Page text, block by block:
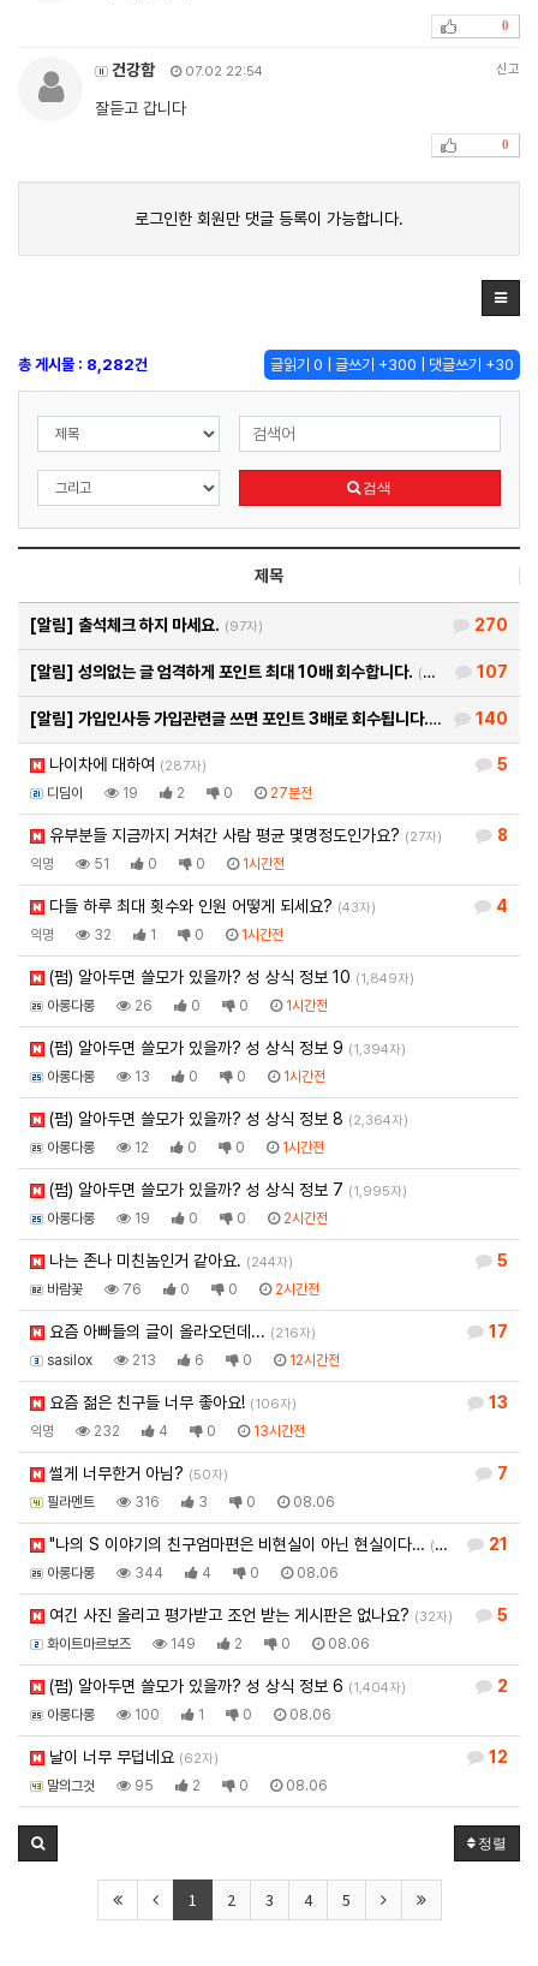
0
건강함 07.02 22:54 신고
잘듣고 갑니다
0
로그인한 회원만 댓글 등록이 가능합니다.
글읽기 0 | 글쓰기 +300 | 댓글쓰기 +30
총 게시물 : 8,282건
검색
제목
270
[알림] 출석체크 하지 마세요. (97자)
107
[알림] 성의없는 글 엄격하게 포인트 최대 10배 회수합니다. (26자)
140
[알림] 가입인사등 가입관련글 쓰면 포인트 3배로 회수됩니다. (93자)
5
나이차에 대하여 (287자)
디딤이 19 2 0 27분전
8
유부분들 지금까지 거쳐간 사람 평균 몇명정도인가요? (27자)
익명 51 0 0 1시간전
4
다들 하루 최대 횟수와 인원 어떻게 되세요? (43자)
익명 32 1 0 1시간전
(펌) 알아두면 쓸모가 있을까? 성 상식 정보 10 (1,849자)
아롱다롱 26 0 0 1시간전
(펌) 알아두면 쓸모가 있을까? 성 상식 정보 9 (1,394자)
아롱다롱 13 0 0 1시간전
(펌) 알아두면 쓸모가 있을까? 성 상식 정보 8 (2,364자)
아롱다롱 12 0 0 1시간전
(펌) 알아두면 쓸모가 있을까? 성 상식 정보 7 (1,995자)
아롱다롱 19 0 0 2시간전
5
나는 존나 미친놈인거 같아요. (244자)
바람꽃 76 0 0 2시간전
17
요즘 아빠들의 글이 올라오던데... (216자)
sasilox 213 6 0 12시간전
13
요즘 젊은 친구들 너무 좋아요! (106자)
익명 232 4 0 13시간전
7
썰게 너무한거 아님? (50자)
필라멘트 316 3 0 08.06
21
"나의 S 이야기의 친구엄마편은 비현실이 아닌 현실이다… (941자)
아롱다롱 344 4 0 08.06
5
여긴 사진 올리고 평가받고 조언 받는 게시판은 없나요? (32자)
화이트마르보즈 149 2 0 08.06
2
(펌) 알아두면 쓸모가 있을까? 성 상식 정보 6 (1,404자)
아롱다롱 100 1 0 08.06
12
날이 너무 무덥네요 (62자)
말의그것 95 2 0 08.06
정렬
1 2 3 4 5